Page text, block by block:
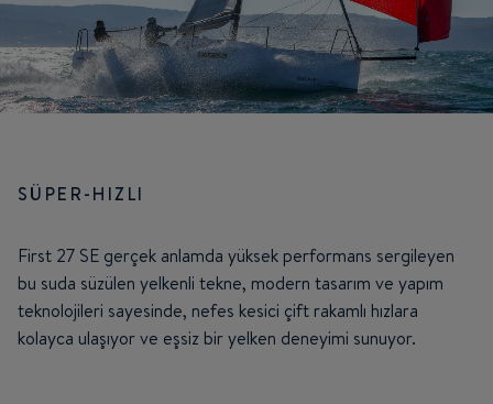
SÜPER-HIZLI
First 27 SE gerçek anlamda yüksek performans sergileyen
bu suda süzülen yelkenli tekne, modern tasarım ve yapım
teknolojileri sayesinde, nefes kesici çift rakamlı hızlara
kolayca ulaşıyor ve eşsiz bir yelken deneyimi sunuyor.